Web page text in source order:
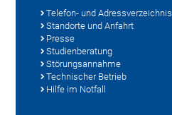
Telefon- und Adressverzeichnis
Standorte und Anfahrt
Presse
Studienberatung
Störungsannahme
Technischer Betrieb
Hilfe im Notfall